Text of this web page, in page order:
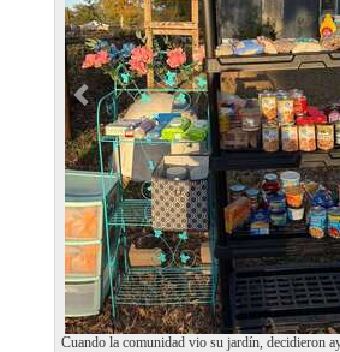
Cuando la comunidad vio su jardín, decidieron
o
u
s